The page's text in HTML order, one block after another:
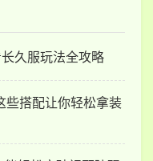
久服玩法全攻略
些搭配让你轻松拿装